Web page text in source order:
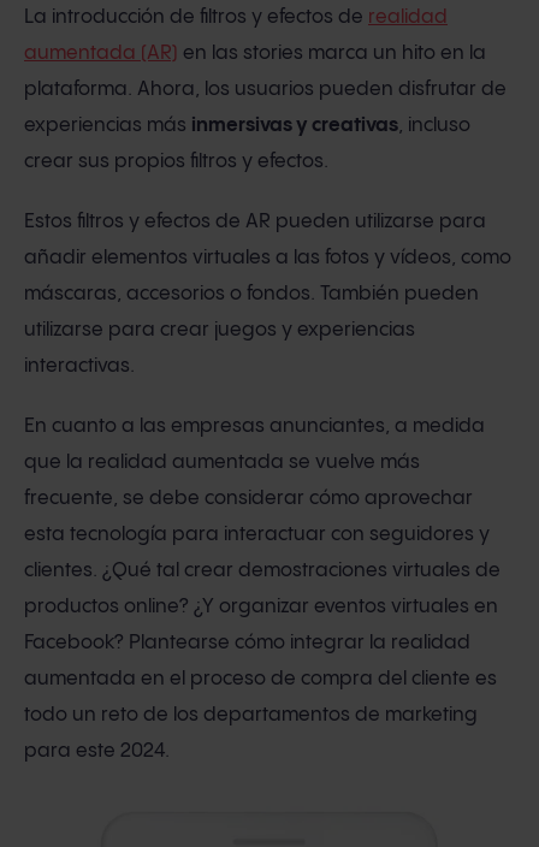
La introducción de filtros y efectos de realidad
aumentada (AR) en las stories marca un hito en la
plataforma. Ahora, los usuarios pueden disfrutar de
experiencias más inmersivas y creativas, incluso
crear sus propios filtros y efectos.
Estos filtros y efectos de AR pueden utilizarse para
añadir elementos virtuales a las fotos y vídeos, como
máscaras, accesorios o fondos. También pueden
utilizarse para crear juegos y experiencias
interactivas.
En cuanto a las empresas anunciantes, a medida
que la realidad aumentada se vuelve más
frecuente, se debe considerar cómo aprovechar
esta tecnología para interactuar con seguidores y
clientes. ¿Qué tal crear demostraciones virtuales de
productos online? ¿Y organizar eventos virtuales en
Facebook? Plantearse cómo integrar la realidad
aumentada en el proceso de compra del cliente es
todo un reto de los departamentos de marketing
para este 2024.